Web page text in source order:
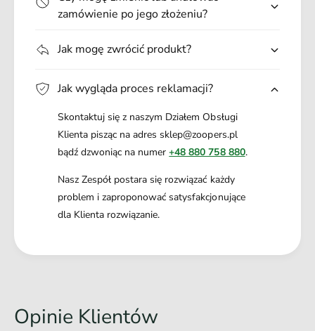
zamówienie po jego złożeniu?
Jak mogę zwrócić produkt?
Jak wygląda proces reklamacji?
Skontaktuj się z naszym Działem Obsługi
Klienta pisząc na adres sklep@zoopers.pl
bądź dzwoniąc na numer+48 880 758 880.
Nasz Zespół postara się rozwiązać każdy
problem i zaproponować satysfakcjonujące
dla Klienta rozwiązanie.
Opinie Klientów